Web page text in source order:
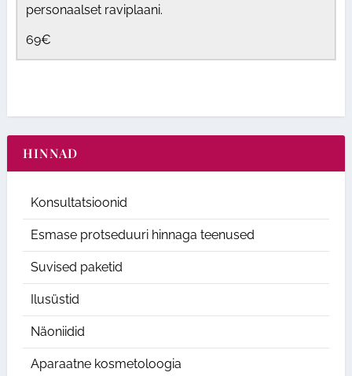
personaalset raviplaani.
69€
HINNAD
Konsultatsioonid
Esmase protseduuri hinnaga teenused
Suvised paketid
Ilusüstid
Näoniidid
Aparaatne kosmetoloogia